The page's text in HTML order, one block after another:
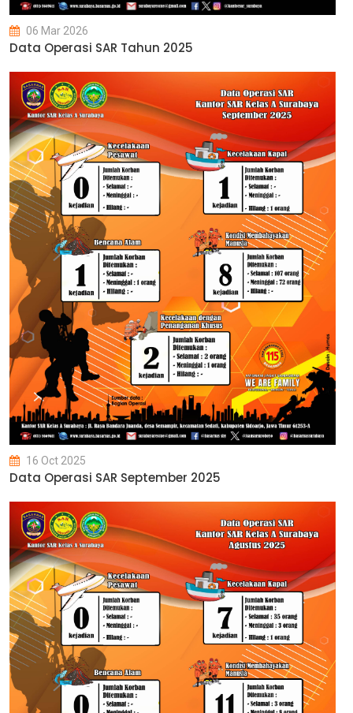
06 Mar 2026
Data Operasi SAR Tahun 2025
16 Oct 2025
Data Operasi SAR September 2025